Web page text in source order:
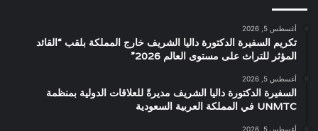
أغسطس 5, 2026
تكريم السفيرة الدكتورة داليا الشريف خارج المملكة بلقب “القائد
المؤثر للتراث على مستوى العالم 2026”
أغسطس 5, 2026
السفيرة الدكتورة داليا الشريف مديرةً للعلاقات الدولية بمنظمة
UNMTC في المملكة العربية السعودية
أغسطس 5, 2026